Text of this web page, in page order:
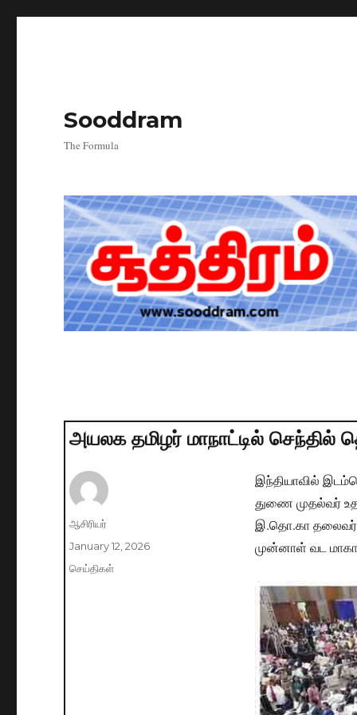
Sooddram
The Formula
அயலக தமிழர் மாநாட்டில்
இந்தியாவில்
துணை முதல்வர்
இ.தொ.கா தலைவர்
முன்னாள் வட
Author
ஆசிரியர்
Posted
on
January 12, 2026
Categories
செய்திகள்